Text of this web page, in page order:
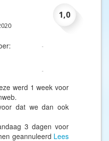
1,0
-
-
werd 1 week voor
dat we dan ook
3 dagen voor
geannuleerd Lees